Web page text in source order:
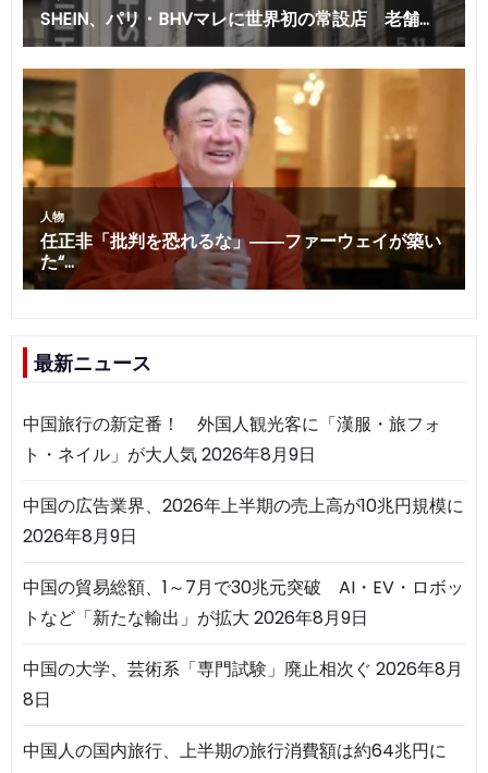
最新ニュース
中国旅行の新定番！ 外国人観光客に「漢服・旅フォ
ト・ネイル」が大人気2026年8月9日
中国の広告業界、2026年上半期の売上高が10兆円規模に
2026年8月9日
中国の貿易総額、1～7月で30兆元突破 AI・EV・ロボッ
トなど「新たな輸出」が拡大 2026年8月9日
中国の大学、芸術系「専門試験」廃止相次ぐ 2026年8月
8日
中国人の国内旅行、上半期の旅行消費額は約64兆円に